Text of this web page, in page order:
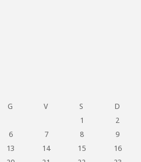
G V S
D
1
2
6 7 8
9
13 14 15
16